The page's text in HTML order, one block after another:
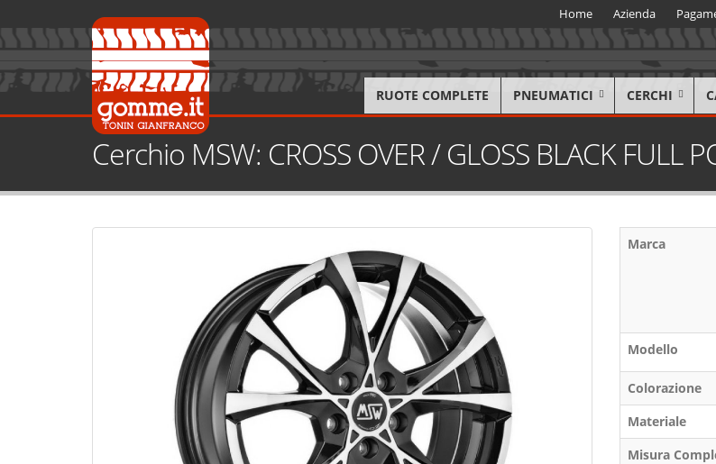
Home Azienda
RUOTE COMPLETE PNEUMATICI CERCHI
Cerchio MSW: CROSS OVER / GLOSS BLACK FULL
Marca
Modello
Colorazione
Materiale
Misura